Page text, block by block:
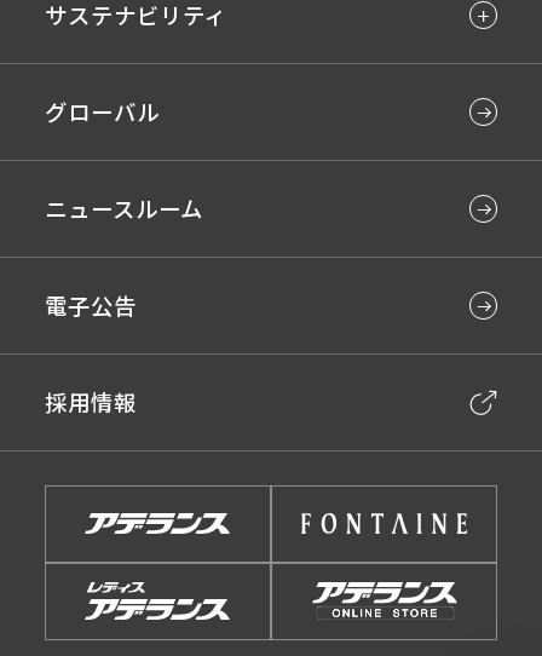
サステナビリティ
グローバル
ニュースルーム
電子公告
採用情報